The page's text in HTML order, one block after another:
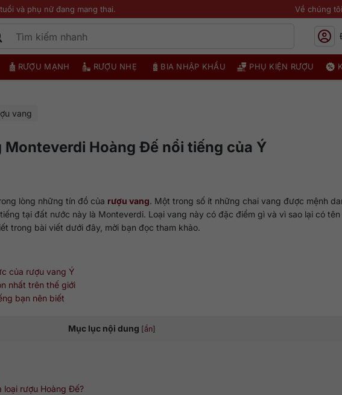
và phụ nữ đang mang thai. Về chúng tôi
RƯỢU MẠNH RƯỢU NHẸ BIA NHẬP KHẨU PHỤ KIỆN RƯỢU
vang
Hoàng Đế nổi tiếng của Ý
lòng những tín đồ của rượu vang. Một trong số ít những chai vang được mệnh
tại đất nước này là Monteverdi. Loại vang này có đặc điểm gì và vì sao lại có
trong bài viết dưới đây, mời bạn đọc tham khảo.
của rượu vang Ý
nhất trên thế giới
bạn nên biết
Mục lục nội dung [ẩn]
rượu Hoàng Đế?